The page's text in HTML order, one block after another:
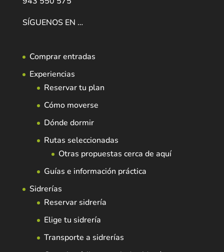
SÍGUENOS EN …
Comprar entradas
Experiencias
Reservar tu plan
Cómo moverse
Dónde dormir
Rutas seleccionadas
Otras propuestas cerca de aquí
Guías e información práctica
Sidrerías
Reservar sidrería
Elige tu sidrería
Transporte a sidrerías